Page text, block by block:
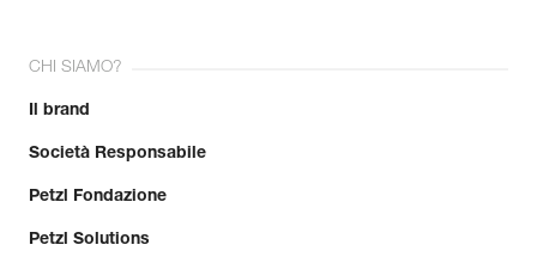
CHI SIAMO?
Il brand
Società Responsabile
Petzl Fondazione
Petzl Solutions